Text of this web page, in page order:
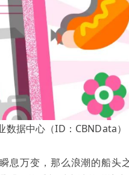
数据中心（ID： CBNData）
息万变，那么浪潮的船头